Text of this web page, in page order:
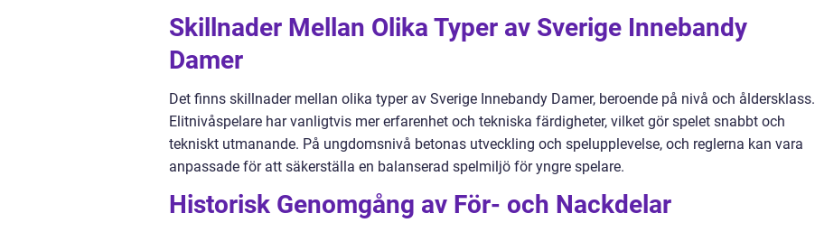
Skillnader Mellan Olika Typer av Sverige Innebandy
Damer
Det finns skillnader mellan olika typer av Sverige Innebandy Damer, beroende på nivå och åldersklass.
Elitnivåspelare har vanligtvis mer erfarenhet och tekniska färdigheter, vilket gör spelet snabbt och
tekniskt utmanande. På ungdomsnivå betonas utveckling och spelupplevelse, och reglerna kan vara
anpassade för att säkerställa en balanserad spelmiljö för yngre spelare.
Historisk Genomgång av För- och Nackdelar